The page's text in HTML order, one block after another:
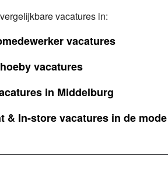
vacatures in:
vacatures
vacatures
in Middelburg
& In-store vacatures in de mode